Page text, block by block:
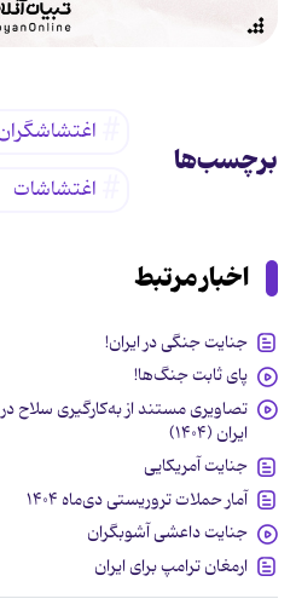
برچسب‌ها
اغتشاشات
اخبار مرتبط
جنایت جنگی در ایران!
پای ثابت جنگ‌ها!
تصاویری مستند از به‌کارگیری سلاح
ایران (۱۴۰۴)
جنایت آمریکایی
آمار حملات تروریستی دی‌ماه ۱۴۰۴
جنایت داعشی آشوبگران
ارمغان ترامپ برای ایران